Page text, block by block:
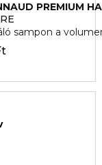
PREMIUM
sampon a